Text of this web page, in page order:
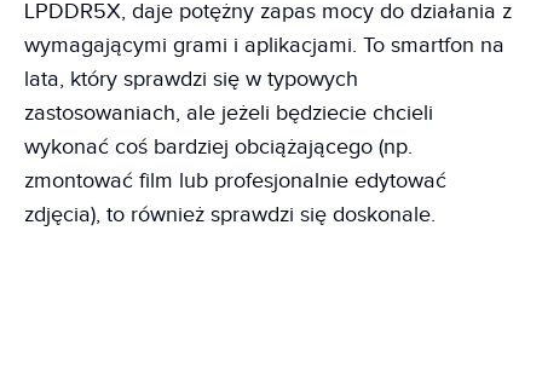
LPDDR5X, daje potężny zapas mocy do działania z
wymagającymi grami i aplikacjami. To smartfon na
lata, który sprawdzi się w typowych
zastosowaniach, ale jeżeli będziecie chcieli
wykonać coś bardziej obciążającego (np.
zmontować film lub profesjonalnie edytować
zdjęcia), to również sprawdzi się doskonale.